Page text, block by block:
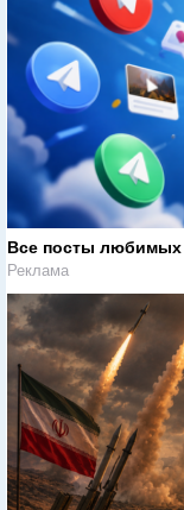
Все посты любимых
Реклама